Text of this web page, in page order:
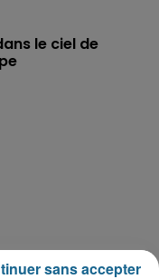
le ciel de
sans accepter